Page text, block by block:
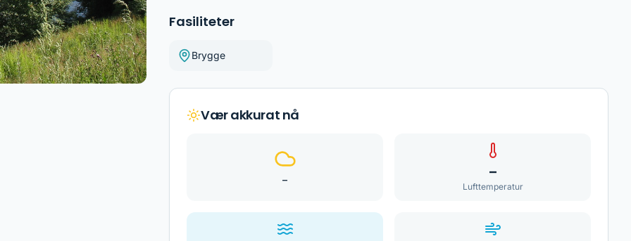
Fasiliteter
Brygge
Vær akkurat nå
– –
Lufttemperatur